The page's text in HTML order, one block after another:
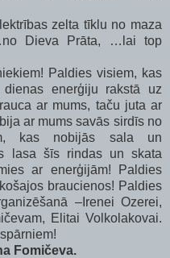
zelta tīklu no maza
Dieva Prāta, …lai top
Paldies visiem, kas
enerģiju rakstā uz
ar mums, taču juta ar
ar mums savās sirdīs no
kas nobijās sala un
lasa šīs rindas un skata
ar enerģijām! Paldies
braucienos! Paldies
–Irenei Ozerei,
Elitai Volkolakovai.
Fomičeva.